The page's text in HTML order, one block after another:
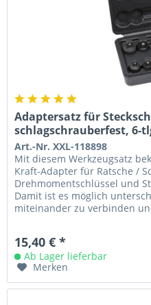
Adaptersatz für
schlagschrauberfest, 6-
Art.-Nr. XXL-118898
Mit diesem Werkzeugsatz
Kraft-Adapter für Ratsche /
Drehmomentschlüssel und
Damit ist es möglich
miteinander zu verbinden
15,40 € *
Ab Lager lieferbar
Merken